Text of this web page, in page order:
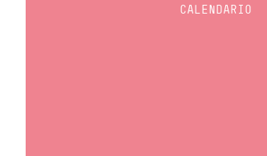
CALENDARIO